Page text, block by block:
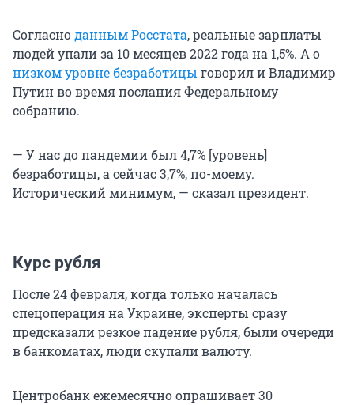
Согласноданным Росстата, реальные зарплаты
людей упали за 10 месяцев 2022 года на 1,5%. А о
низком уровне безработицы говорил и Владимир
Путин во время послания Федеральному
собранию.
— У нас до пандемии был 4,7% [уровень]
безработицы, а сейчас 3,7%, по-моему.
Исторический минимум, — сказал президент.
Курс рубля
После 24 февраля, когда только началась
спецоперация на Украине, эксперты сразу
предсказали резкое падение рубля, были очереди
в банкоматах, люди скупали валюту.
Центробанк ежемесячно опрашивает 30